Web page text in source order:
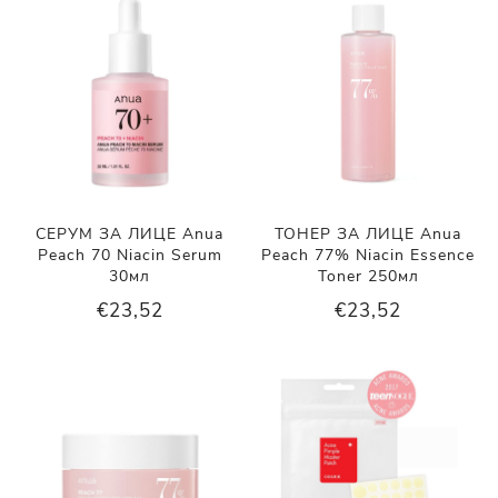
СЕРУМ ЗА ЛИЦЕ Anua
Peach 70 Niacin Serum
30мл
€23,52
ТОНЕР ЗА ЛИЦЕ Anua
Peach 77% Niacin Essence
Toner 250мл
€23,52